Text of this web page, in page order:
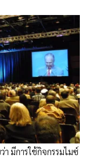
มีการใช้กิจกรรมไมซ์